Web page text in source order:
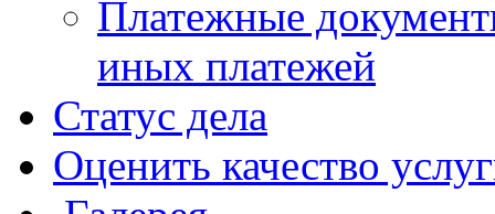
Платежные
иных платежей
Статус дела
Оценить качество